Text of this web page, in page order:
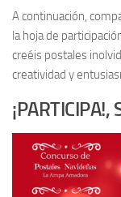
A continuación,
la hoja de
creéis postales
creatividad y
¡PARTICIPA!,